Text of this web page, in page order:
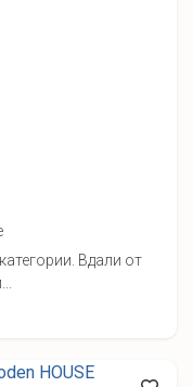
Вдали от